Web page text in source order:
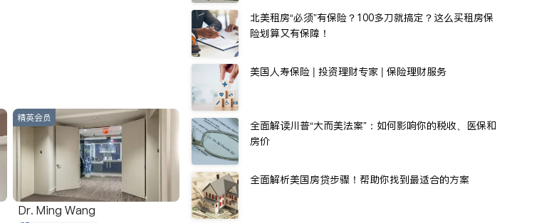
精英会员
Dr. Ming Wang
北美租房“必须”有保险？100多刀就搞定？这么买租房保
险划算又有保障！
美国人寿保险 | 投资理财专家 | 保险理财服务
全面解读川普“大而美法案”：如何影响你的税收、医保和
房价
全面解析美国房贷步骤！帮助你找到最适合的方案